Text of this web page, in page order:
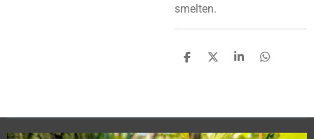
smelten.
D
D
S
D